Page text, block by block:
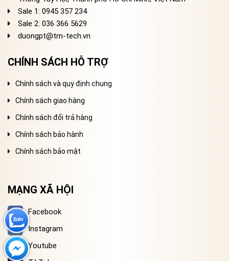
Sale 1: 0945 357 234
Sale 2: 036 366 5629
duongpt@tm-tech.vn
CHÍNH SÁCH HỖ TRỢ
Chính sách và quy định chung
Chính sách giao hàng
Chính sách đổi trả hàng
Chính sách bảo hành
Chính sách bảo mật
MẠNG XÃ HỘI
Facebook
Instagram
Youtube